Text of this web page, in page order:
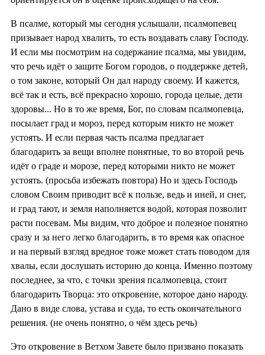
В псалме, который мы сегодня услышали, псалмопевец
призывает народ хвалить, то есть воздавать славу Господу.
И если мы посмотрим на содержание псалма, мы увидим,
что речь идёт о защите Богом городов, о поддержке детей,
о том законе, который Он дал народу своему. И кажется,
всё так и есть, всё прекрасно хорошо, города целые, дети
здоровы... Но в то же время, Бог, по словам псалмопевца,
посылает град и мороз, перед которым никто не может
устоять. И если первая часть псалма предлагает
благодарить за вещи вполне понятные, то во второй речь
идёт о граде и морозе, перед которыми никто не может
устоять. (просьба избежать повтора) Но и здесь Господь
словом Своим приводит всё к пользе, ведь и иней, и снег,
и град тают, и земля наполняется водой, которая позволит
расти посевам. Мы видим, что доброе и полезное понятно
сразу и за него легко благодарить, в то время как опасное
и на первый взгляд вредное тоже может стать поводом для
хвалы, если дослушать историю до конца. Именно поэтому
последнее, за что, с точки зрения псалмопевца, стоит
благодарить Творца: это откровение, которое дано народу.
Дано в виде слова, устава и суда, то есть окончательного
решения. (не очень понятно, о чём здесь речь)
Это откровение в Ветхом Завете было призвано показать